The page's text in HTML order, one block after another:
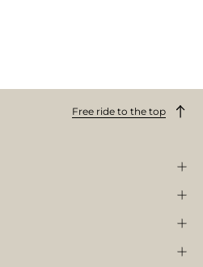
i forskjellige farger, materialer og
de deilige, nye håndklærne i
frem ved å henge dem på
knagger
i badets innredning. De er anonyme,
ut på baderommet i lang tid
sikkert takke deg, men hvorfor
Free ride to the top